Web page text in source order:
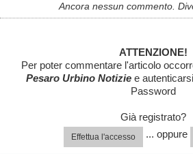
Ancora nessun commento.
ATTENZIONE!
Per poter commentare l'articolo
Pesaro Urbino Notiziee
Password
Già registrato?
Effettua l'accesso ... oppure